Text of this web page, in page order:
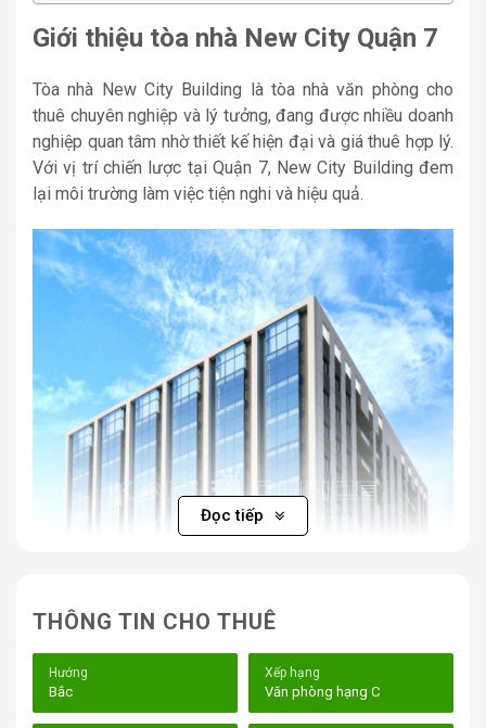
Giới thiệu tòa nhà New City Quận 7
Tòa nhà New City Building là tòa nhà văn phòng cho
thuê chuyên nghiệp và lý tưởng, đang được nhiều doanh
nghiệp quan tâm nhờ thiết kế hiện đại và giá thuê hợp lý.
Với vị trí chiến lược tại Quận 7, New City Building đem
lại môi trường làm việc tiện nghi và hiệu quả.
Đọc tiếp
THÔNG TIN CHO THUÊ
Hướng
Bắc
Xếp hạng
Văn phòng hạng C